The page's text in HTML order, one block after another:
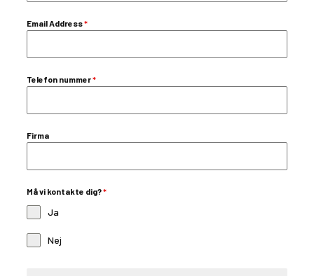
Email Address*
Telefon nummer*
Firma
Må vi kontakte dig?*
Ja
Nej